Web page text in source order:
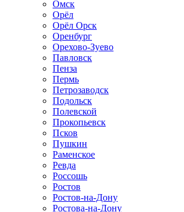
Омск
Орёл
Орёл Орск
Оренбург
Орехово-Зуево
Павловск
Пенза
Пермь
Петрозаводск
Подольск
Полевской
Прокопьевск
Псков
Пушкин
Раменское
Ревда
Россошь
Ростов
Ростов-на-Дону
Ростова-на-Дону